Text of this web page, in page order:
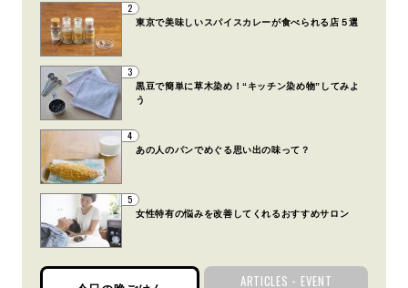
2
東京で美味しいスパイスカレーが食べられる店５選
3
黒豆で簡単に草木染め！“キッチン染め物”してみよ
う
4
あの人のパンでめぐる思い出の味って？
5
女性特有の悩みを改善してくれるおすすめサロン
ARTICLES・EVENT